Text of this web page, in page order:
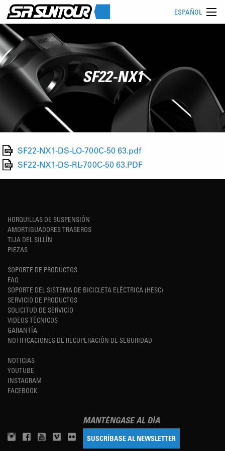
ESPAÑOL
SF22-NX1
SF22-NX1-DS-LO-700C-50 63.pdf
SF22-NX1-DS-RL-700C-50 63.PDF
HORQUILLAS DE SUSPENSIÓN
AMORTIGUADORES TRASEROS
TIJA DEL SILLÍN
PIEZAS
SOPORTE DE PRODUCTOS
FAQ
SOPORTE DEL SISTEMA DE BICICLETA ELÉCTRICA (HESC)
SERVICIO DE PRODUCTOS
SOLICITUD DE SERVICIO
VIDEOS TÉCNICOS
GARANTÍA
NOTIFICACIONES DE RECUPERACIÓN DE SEGURIDAD
NOTICIAS
YOUTUBE
INSTAGRAM
FACEBOOK
MANTÉNGASE AL DÍA
SUSCRÍBASE AL NEWSLETTER